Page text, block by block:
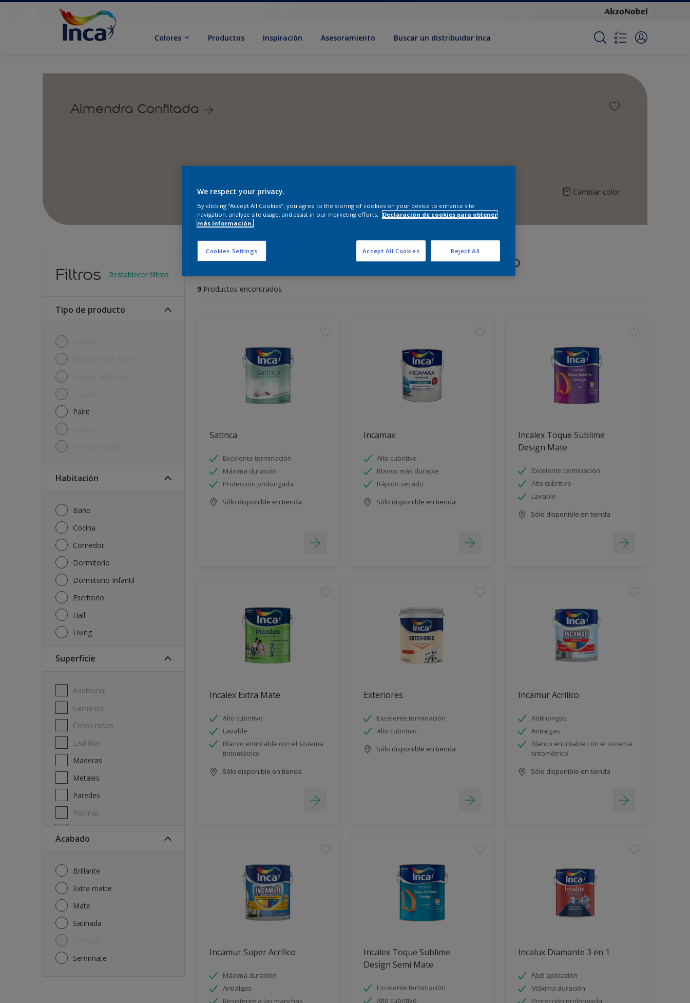
Colores Productos Inspiración Asesoramiento Buscar un distribuidor Inca
Almendra Confitada
Cambiar color
Filtros Restablecer filtros
Tipo de producto
Paint
Habitación
Baño
Cocina
Comedor
Dormitorio
Dormitorio Infantil
Escritorio
Hall
Living
Superficie
Additional
Cemento
Cielos rasos
Ladrillos
Maderas
Metales
Paredes
Piscinas
Acabado
Brillante
Extra matte
Mate
Satinada
Semimate
Encuentra los productos para tu proyecto
9 Productos encontrados
Satinca
Excelente terminación
Máxima duración
Protección prolongada
Sólo disponible en tienda
Incamax
Alto cubritivo
Blanco más durable
Rápido secado
Sólo disponible en tienda
Incalex Toque Sublime
Design Mate
Excelente terminación
Alto cubritivo
Lavable
Sólo disponible en tienda
Incalex Extra Mate
Alto cubritivo
Lavable
Blanco entintable con el sistema
tintométrico
Sólo disponible en tienda
Exteriores
Excelente terminación
Alto cubritivo
Sólo disponible en tienda
Incamur Acrilico
Antihongos
Antialgas
Blanco entintable con el sistema
tintométrico
Sólo disponible en tienda
Incamur Super Acrílico
Máxima duración
Antialgas
Resistente a las manchas
Incalex Toque Sublime
Design Semi Mate
Excelente terminación
Alto cubritivo
Incalux Diamante 3 en 1
Fácil aplicación
Máxima duración
Protección prolongada
We respect your privacy.
By clicking “Accept All Cookies”, you agree to the storing of cookies on your device to enhance site
navigation, analyze site usage, and assist in our marketing efforts.
Declaración de cookies para obtener
más información.
Cookies Settings Reject All
Accept All Cookies